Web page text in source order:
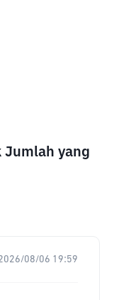
Jumlah yang
08/06 19:59